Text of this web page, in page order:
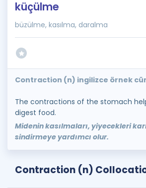
küçülme
büzülme, kasılma, daralma
Contraction (n) ingilizce örnek
The contractions of the stomach
digest food.
Midenin kasılmaları, yiyecekleri
sindirmeye yardımcı olur.
Contraction (n)